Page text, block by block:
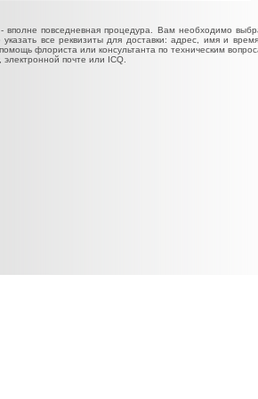
вполне повседневная процедура. Вам необходимо
указать все реквизиты для доставки: адрес, имя и
флориста или консультанта по техническим
почте или ICQ.